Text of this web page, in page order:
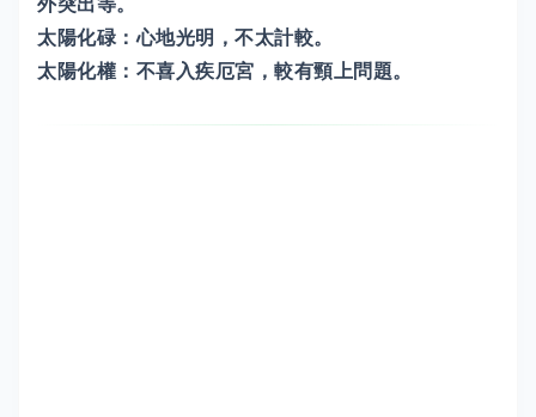
外突出等。
太陽化碌：心地光明，不太計較。
太陽化權：不喜入疾厄宮，較有頸上問題。